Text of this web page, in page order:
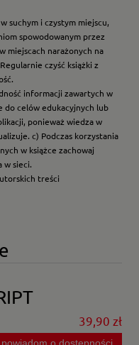
suchym i czystym miejscu,
spowodowanym przez
miejscach narażonych na
czyść książki z
informacji zawartych w
do celów edukacyjnych lub
ponieważ wiedza w
c) Podczas korzystania
w książce zachowaj
w sieci.
treści
39,90 zł